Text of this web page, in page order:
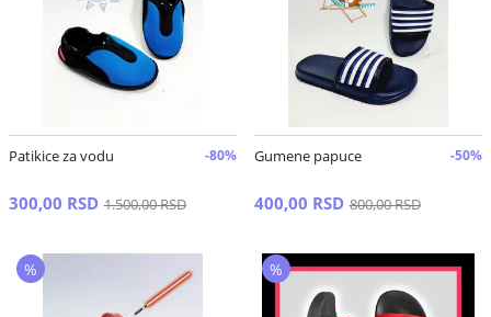
Patikice za vodu -80%
300,00 RSD 1.500,00 RSD
Gumene papuce -50%
400,00 RSD 800,00 RSD
% %